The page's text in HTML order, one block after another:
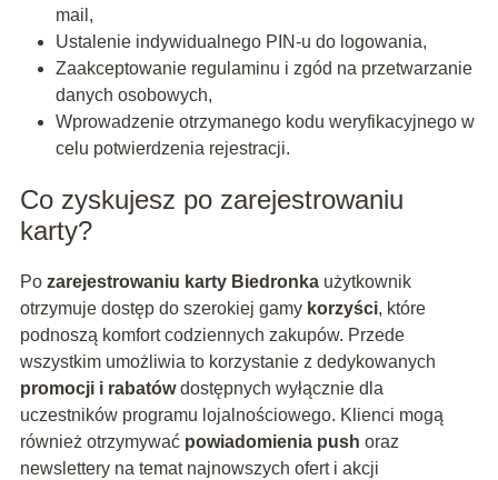
mail,
Ustalenie indywidualnego PIN-u do logowania,
Zaakceptowanie regulaminu i zgód na przetwarzanie
danych osobowych,
Wprowadzenie otrzymanego kodu weryfikacyjnego w
celu potwierdzenia rejestracji.
Co zyskujesz po zarejestrowaniu
karty?
Po zarejestrowaniu karty Biedronkaużytkownik
otrzymuje dostęp do szerokiej gamy korzyści, które
podnoszą komfort codziennych zakupów. Przede
wszystkim umożliwia to korzystanie z dedykowanych
promocji i rabatówdostępnych wyłącznie dla
uczestników programu lojalnościowego. Klienci mogą
również otrzymywać powiadomienia push oraz
newslettery na temat najnowszych ofert i akcji